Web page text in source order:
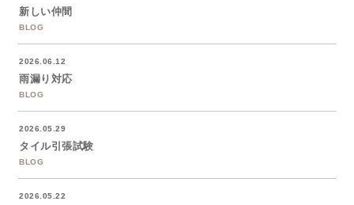
新しい仲間
BLOG
2026.06.12
雨漏り対応
BLOG
2026.05.29
タイル引張試験
BLOG
2026.05.22